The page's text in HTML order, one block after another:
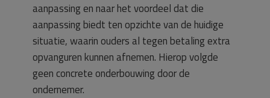
aanpassing en naar het voordeel dat die
aanpassing biedt ten opzichte van de huidige
situatie, waarin ouders al tegen betaling extra
opvanguren kunnen afnemen. Hierop volgde
geen concrete onderbouwing door de
ondernemer.